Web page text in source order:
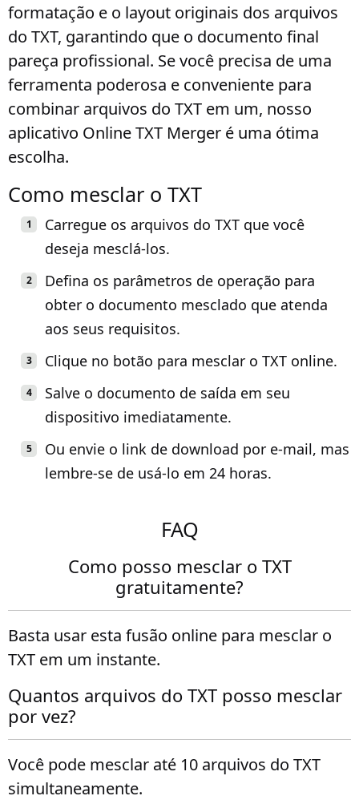
formatação e o layout originais dos arquivos
do TXT, garantindo que o documento final
pareça profissional. Se você precisa de uma
ferramenta poderosa e conveniente para
combinar arquivos do TXT em um, nosso
aplicativo Online TXT Merger é uma ótima
escolha.
Como mesclar o TXT
Carregue os arquivos do TXT que você
deseja mesclá-los.
Defina os parâmetros de operação para
obter o documento mesclado que atenda
aos seus requisitos.
Clique no botão para mesclar o TXT online.
Salve o documento de saída em seu
dispositivo imediatamente.
Ou envie o link de download por e-mail, mas
lembre-se de usá-lo em 24 horas.
FAQ
Como posso mesclar o TXT
gratuitamente?
Basta usar esta fusão online para mesclar o
TXT em um instante.
Quantos arquivos do TXT posso mesclar
por vez?
Você pode mesclar até 10 arquivos do TXT
simultaneamente.